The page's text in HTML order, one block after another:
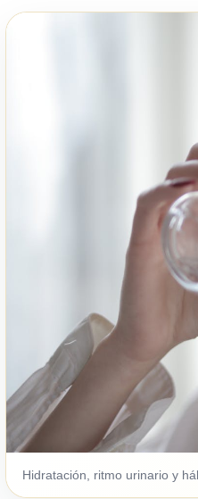
Hidratación, ritmo urinario y